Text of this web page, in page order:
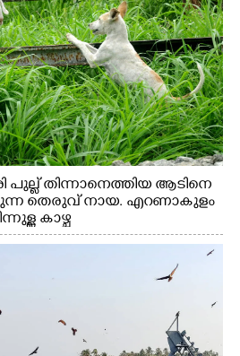
പുല്ല് തിന്നാനെത്തിയ ആടിനെ
തെരുവ് നായ. എറണാകുളം
കാഴ്ച